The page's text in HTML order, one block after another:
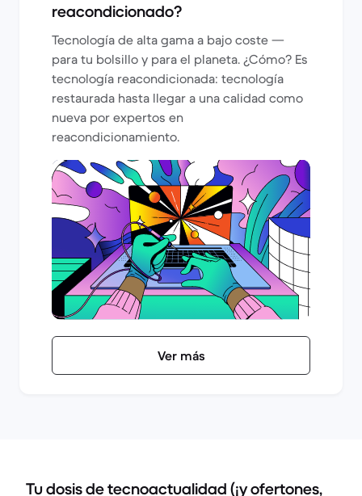
reacondicionado?
Tecnología de alta gama a bajo coste —
para tu bolsillo y para el planeta. ¿Cómo? Es
tecnología reacondicionada: tecnología
restaurada hasta llegar a una calidad como
nueva por expertos en
reacondicionamiento.
Ver más
Tu dosis de tecnoactualidad (¡y ofertones,